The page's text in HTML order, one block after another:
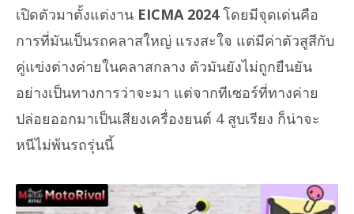
เปิดตัวมาตั้งแต่งาน EICMA 2024โดยมีจุดเด่นคือ
การที่มันเป็นรถคลาสใหญ่ แรงสะใจ แต่มีค่าตัวสูสีกับ
คู่แข่งต่างค่ายในคลาสกลาง ตัวมันยังไม่ถูกยืนยัน
อย่างเป็นทางการว่าจะมา แต่จากทีเซอร์ที่ทางค่าย
ปล่อยออกมาเป็นเสียงเครื่องยนต์ 4 สูบเรียง ก็น่าจะ
หนีไม่พ้นรถรุ่นนี้